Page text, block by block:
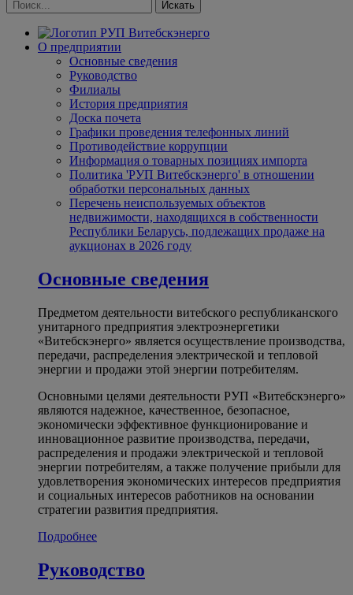
О предприятии
Основные сведения
Руководство
Филиалы
История предприятия
Доска почета
Графики проведения телефонных линий
Противодействие коррупции
Информация о товарных позициях импорта
Политика 'РУП Витебскэнерго' в отношении
обработки персональных данных
Перечень неиспользуемых объектов
недвижимости, находящихся в собственности
Республики Беларусь, подлежащих продаже на
аукционах в 2026 году
Основные сведения
Предметом деятельности витебского республиканского
унитарного предприятия электроэнергетики
«Витебскэнерго» является осуществление производства,
передачи, распределения электрической и тепловой
энергии и продажи этой энергии потребителям.
Основными целями деятельности РУП «Витебскэнерго»
являются надежное, качественное, безопасное,
экономически эффективное функционирование и
инновационное развитие производства, передачи,
распределения и продажи электрической и тепловой
энергии потребителям, а также получение прибыли для
удовлетворения экономических интересов предприятия
и социальных интересов работников на основании
стратегии развития предприятия.
Подробнее
Руководство